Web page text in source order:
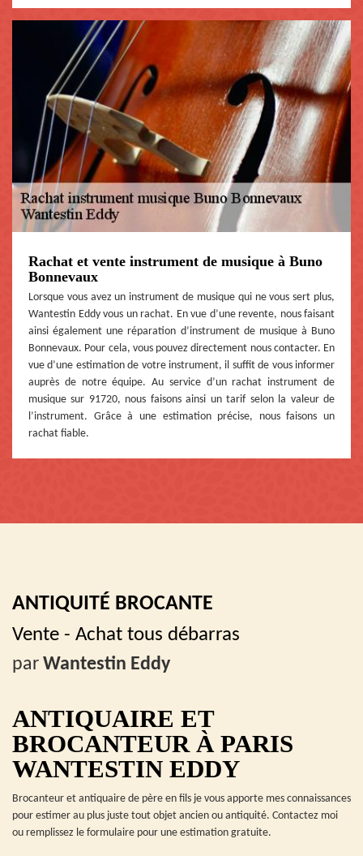
Rachat et vente instrument de musique à Buno
Bonnevaux
Lorsque vous avez un instrument de musique qui ne vous sert plus,
Wantestin Eddy vous un rachat. En vue d’une revente, nous faisant
ainsi également une réparation d’instrument de musique à Buno
Bonnevaux. Pour cela, vous pouvez directement nous contacter. En
vue d’une estimation de votre instrument, il suffit de vous informer
auprès de notre équipe. Au service d’un rachat instrument de
musique sur 91720, nous faisons ainsi un tarif selon la valeur de
l’instrument. Grâce à une estimation précise, nous faisons un
rachat fiable.
ANTIQUITÉ BROCANTE
Vente - Achat tous débarras
par Wantestin Eddy
ANTIQUAIRE ET
BROCANTEUR À PARIS
WANTESTIN EDDY
Brocanteur et antiquaire de père en fils je vous apporte mes connaissances
pour estimer au plus juste tout objet ancien ou antiquité. Contactez moi
ou remplissez le formulaire pour une estimation gratuite.